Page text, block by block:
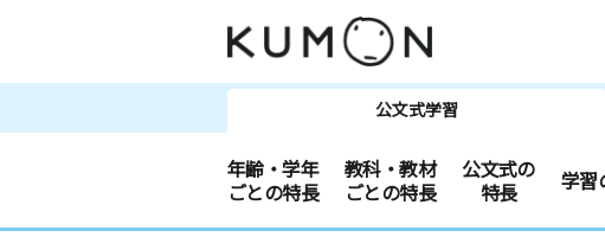
公文式学習
年齢・学年
ごとの特長
教科・教材
ごとの特長
公文式の
特長
学習